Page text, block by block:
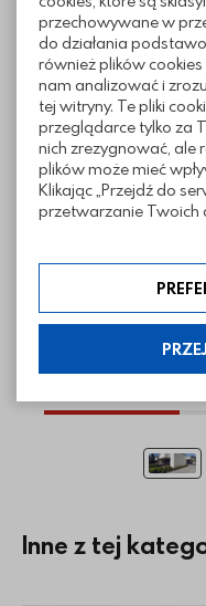
przechowywane w
do działania
również plików
nam analizować i
tej witryny. Te pliki
przeglądarce tylko za
nich zrezygnować, ale
plików może mieć
Klikając „Przejdź do
przetwarzanie Twoich
zakres klikając w
możesz modyfikować
informacje i
Pliki do
Realizacje z
Aprilia
Inne z tej